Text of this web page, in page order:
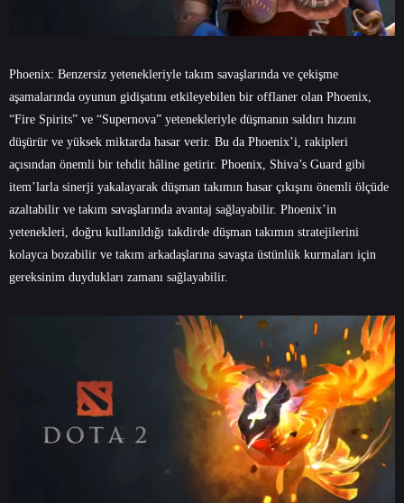
Phoenix: Benzersiz yetenekleriyle takım savaşlarında ve çekişme
aşamalarında oyunun gidişatını etkileyebilen bir offlaner olan Phoenix,
“Fire Spirits” ve “Supernova” yetenekleriyle düşmanın saldırı hızını
düşürür ve yüksek miktarda hasar verir. Bu da Phoenix’i, rakipleri
açısından önemli bir tehdit hâline getirir. Phoenix, Shiva’s Guard gibi
item’larla sinerji yakalayarak düşman takımın hasar çıkışını önemli ölçüde
azaltabilir ve takım savaşlarında avantaj sağlayabilir. Phoenix’in
yetenekleri, doğru kullanıldığı takdirde düşman takımın stratejilerini
kolayca bozabilir ve takım arkadaşlarına savaşta üstünlük kurmaları için
gereksinim duydukları zamanı sağlayabilir.